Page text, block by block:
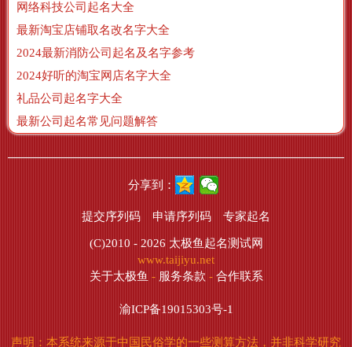
网络科技公司起名大全
最新淘宝店铺取名改名字大全
2024最新消防公司起名及名字参考
2024好听的淘宝网店名字大全
礼品公司起名字大全
最新公司起名常见问题解答
分享到：
提交序列码 申请序列码 专家起名
(C)2010 - 2026 太极鱼起名测试网
www.taijiyu.net
关于太极鱼 - 服务条款 - 合作联系
渝ICP备19015303号-1
声明：本系统来源于中国民俗学的一些测算方法，并非科学研究